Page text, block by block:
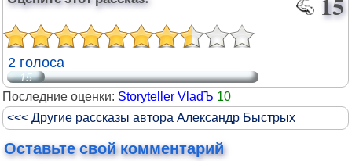
2 голоса
15
Последние оценки: Storyteller VladЪ 10
<<< Другие рассказы автора Александр Быстрых
Оставьте свой комментарий